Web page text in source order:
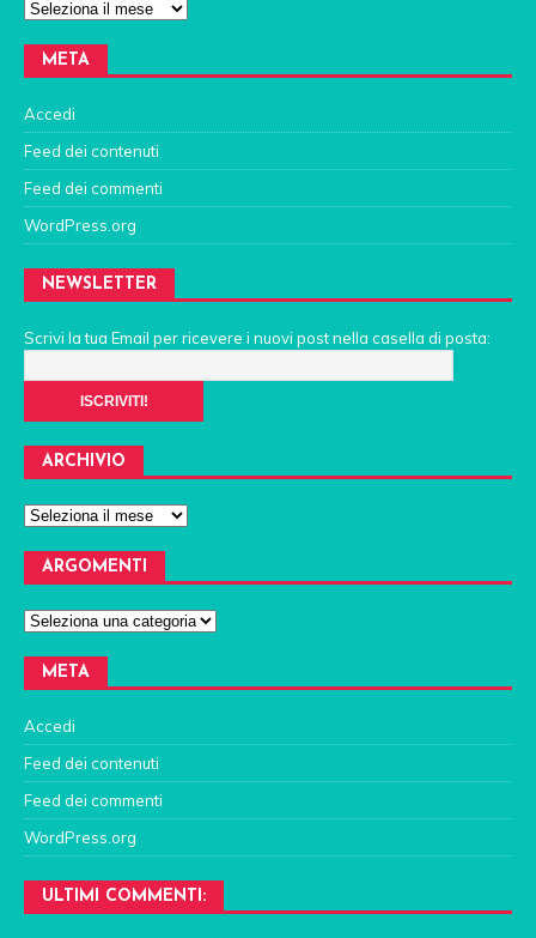
META
Accedi
Feed dei contenuti
Feed dei commenti
WordPress.org
NEWSLETTER
Scrivi la tua Email per ricevere i nuovi post nella casella di posta:
ARCHIVIO
ARGOMENTI
META
Accedi
Feed dei contenuti
Feed dei commenti
WordPress.org
ULTIMI COMMENTI: